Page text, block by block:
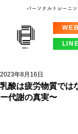
パーソナルトレーニ
乳酸は疲労物質では
ー代謝の真実〜
2023年8月16日